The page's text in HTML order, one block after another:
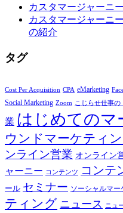
カスタマージャーニ
カスタマージャーニ
の紹介
タグ
Cost Per Acquisition CPA eMarketing
Social Marketing Zoom こじらせ仕事の
業 はじめてのマ
ウンドマーケティ
ンライン営業 オンライン
ャーニー コンテンツ コンテ
ール セミナー ソーシャルマー
ティング ニュース ニュ